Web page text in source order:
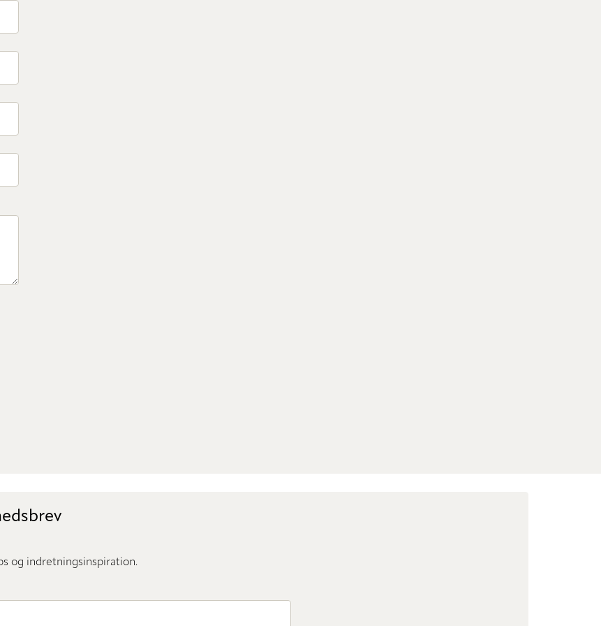
og indretningsinspiration.